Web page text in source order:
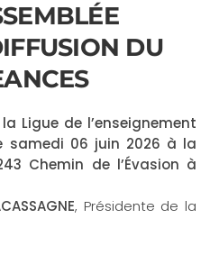
DU
Ligue de l’enseignement
samedi 06 juin 2026 à la
Chemin de l’Évasion à
, Présidente de la